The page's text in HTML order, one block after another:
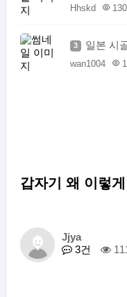
Hhskd
130
3
wan1004
갑자기 왜 이렇
Jjya
3건